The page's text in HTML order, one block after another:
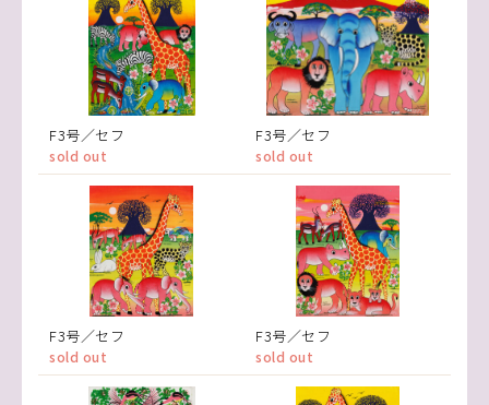
F3号／セフ
sold out
F3号／セフ
sold out
F3号／セフ
sold out
F3号／セフ
sold out